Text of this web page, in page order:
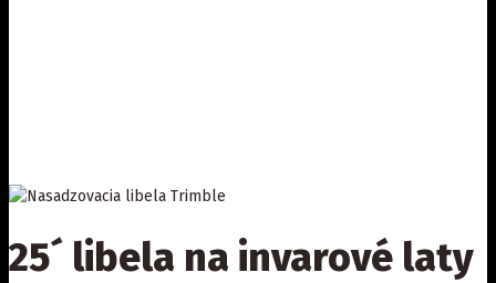
25´ libela na invarové laty